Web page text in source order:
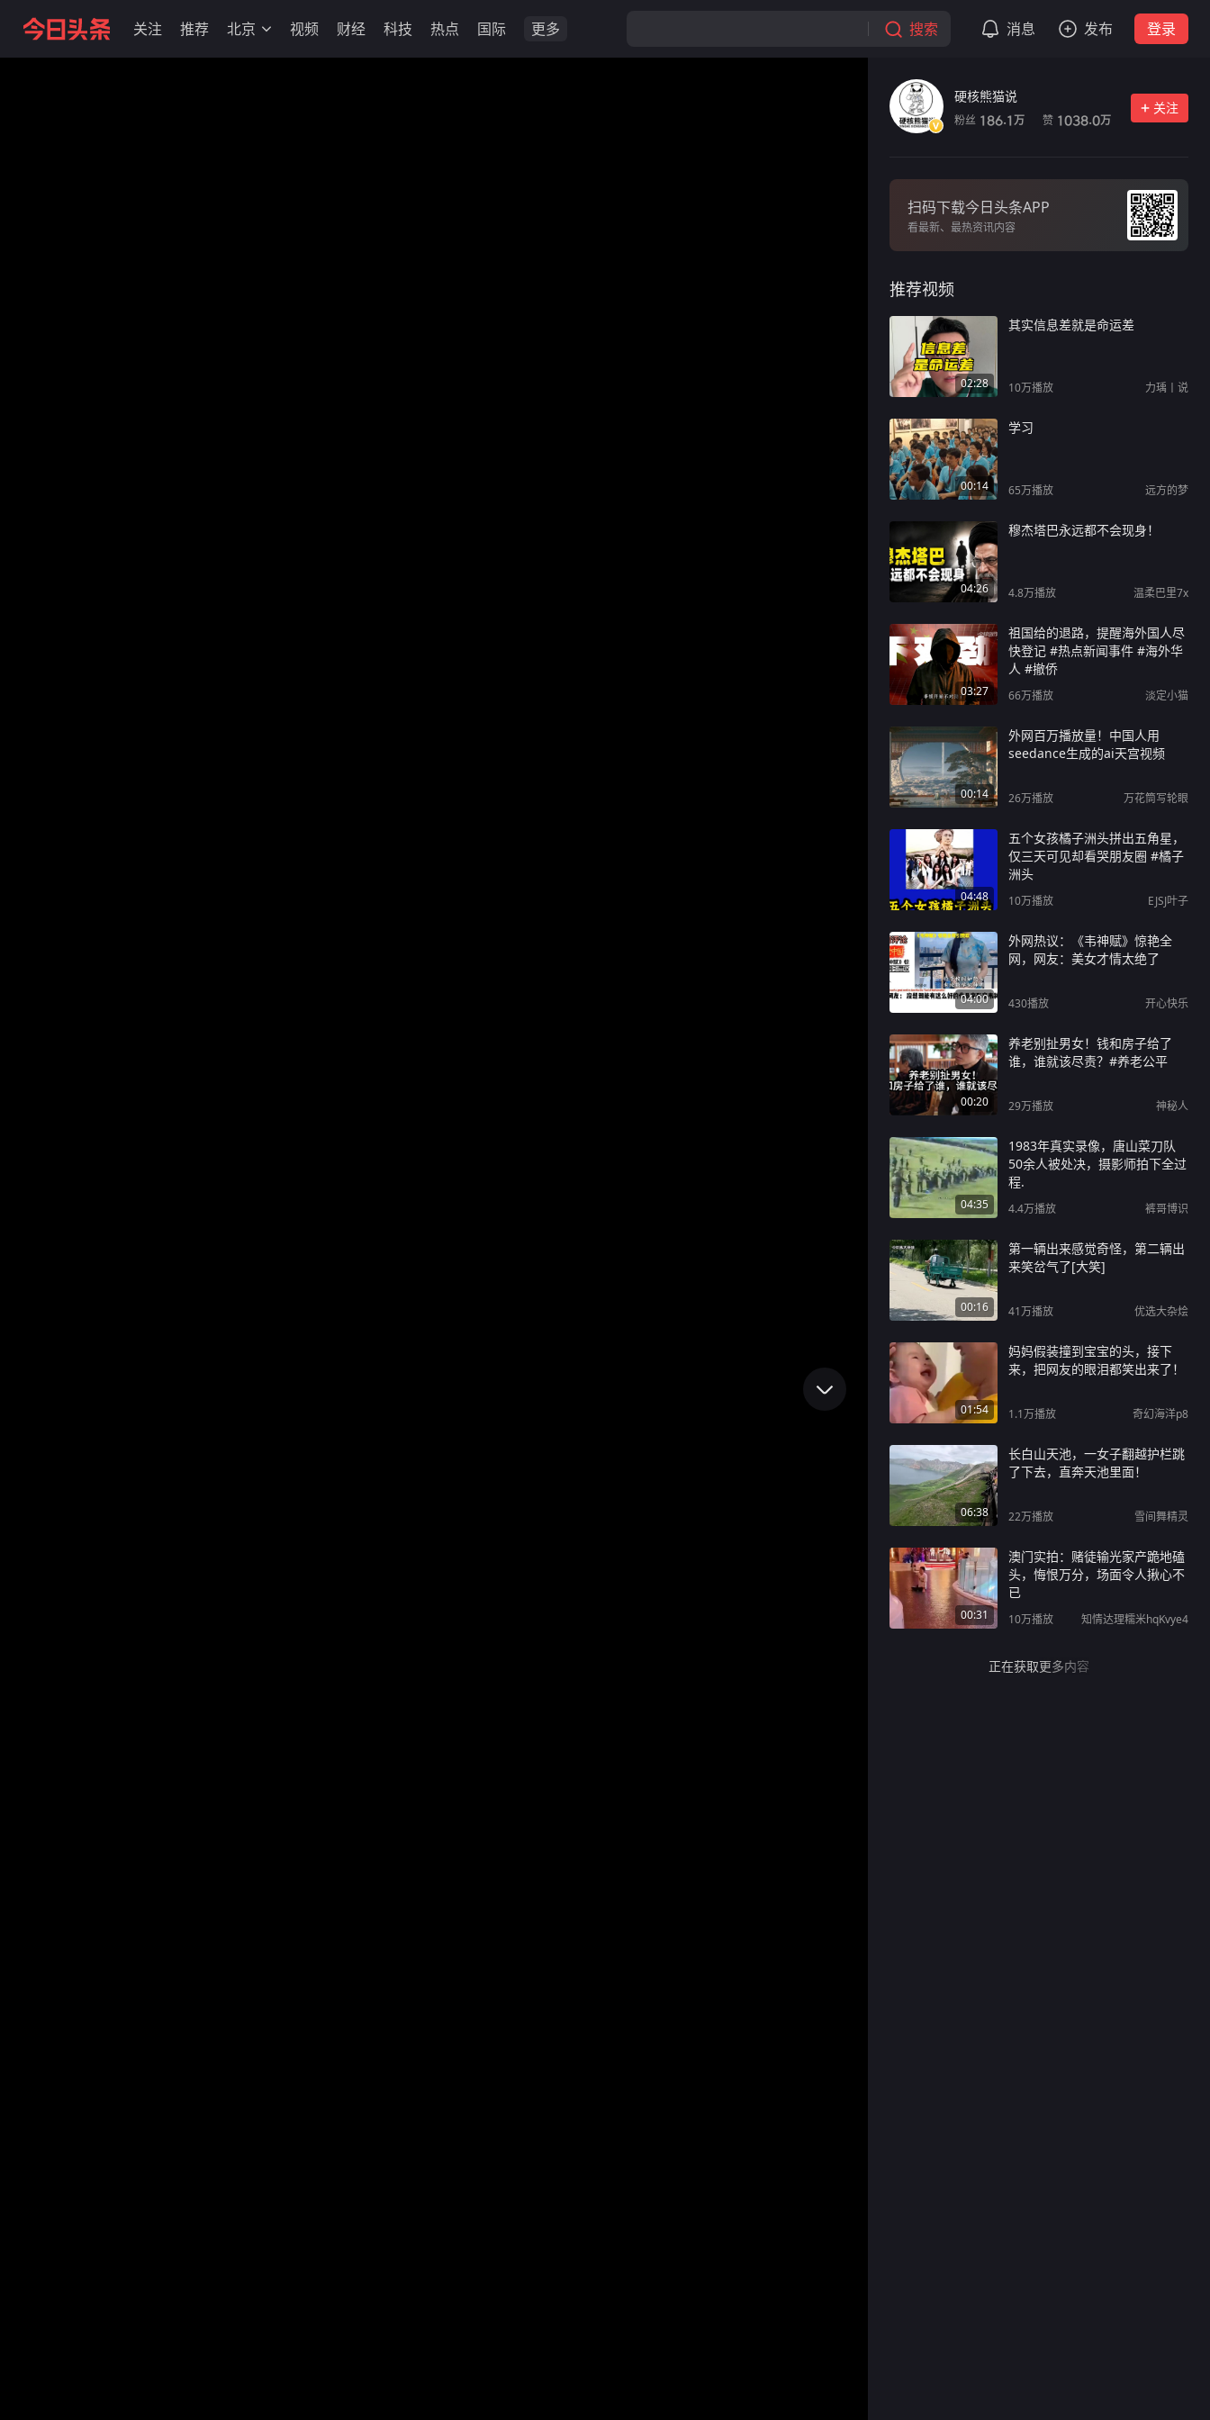
关注 推荐 北京 视频 财经 科技 热点 国际 更多 搜索 消息 发布 登录
硬核熊猫说
粉丝 186.1万 赞 1038.0万
关注
扫码下载今日头条APP
看最新、最热资讯内容
推荐视频
02:28
其实信息差就是命运差
10万播放 力瑀丨说
00:14
学习
65万播放 远方的梦
04:26
穆杰塔巴永远都不会现身！
4.8万播放 温柔巴里7x
03:27
祖国给的退路，提醒海外国人尽
快登记 #热点新闻事件 #海外华
人 #撤侨
66万播放 淡定小猫
00:14
外网百万播放量！中国人用
seedance生成的ai天宫视频
26万播放 万花筒写轮眼
04:48
五个女孩橘子洲头拼出五角星，
仅三天可见却看哭朋友圈 #橘子
洲头
10万播放 EJSJ叶子
04:00
外网热议：《韦神赋》惊艳全
网，网友：美女才情太绝了
430播放 开心快乐
00:20
养老别扯男女！钱和房子给了
谁，谁就该尽责？#养老公平
29万播放 神秘人
04:35
1983年真实录像，唐山菜刀队
50余人被处决，摄影师拍下全过
程.
4.4万播放 裤哥博识
00:16
第一辆出来感觉奇怪，第二辆出
来笑岔气了[大笑]
41万播放 优选大杂烩
01:54
妈妈假装撞到宝宝的头，接下
来，把网友的眼泪都笑出来了！
1.1万播放 奇幻海洋p8
06:38
长白山天池，一女子翻越护栏跳
了下去，直奔天池里面！
22万播放 雪间舞精灵
00:31
澳门实拍：赌徒输光家产跪地磕
头，悔恨万分，场面令人揪心不
已
10万播放 知情达理糯米hqKvye4
正在获取更多内容